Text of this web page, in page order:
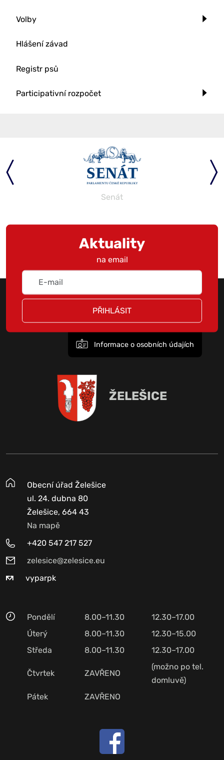
Volby
Hlášení závad
Registr psů
Participativní rozpočet
Senát
Aktuality
na email
PŘIHLÁSIT
Informace o osobních údajích
ŽELEŠICE
Obecní úřad Želešice
ul. 24. dubna 80
Želešice, 664 43
Na mapě
+420 547 217 527
zelesice@zelesice.eu
vyparpk
Pondělí 8.00–11.30
12.30–17.00
Úterý
8.00–11.30
12.30–15.00
Středa
8.00–11.30 12.30–17.00
Čtvrtek ZAVŘENO
(možno po tel.
domluvě)
Pátek
ZAVŘENO